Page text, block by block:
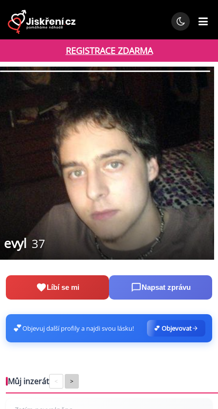
REGISTRACE ZDARMA
evyl 37
Líbí se mi Napsat zprávu
💕Objevuj další profily a najdi svou lásku! 💕 Objevovat
Můj inzerát < >